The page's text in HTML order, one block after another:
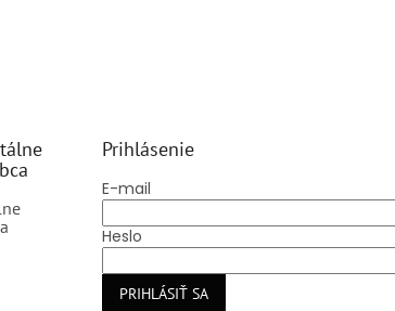
Prihlásenie
E-mail
Heslo
PRIHLÁSIŤ SA